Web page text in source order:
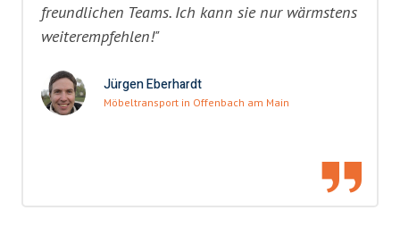
freundlichen Teams. Ich kann sie nur wärmstens
weiterempfehlen!"
Jürgen Eberhardt
Möbeltransport in Offenbach am Main